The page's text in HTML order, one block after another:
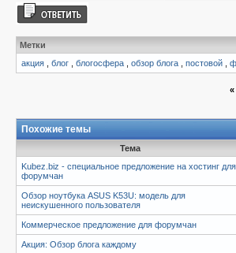
Метки
акция
блог блогосфера обзор блога постовой
«
Похожие темы
Тема
Kubez.biz - специальное предложение на хостинг для
форумчан
Обзор ноутбука ASUS K53U: модель для
неискушенного пользователя
Коммерческое предложение для форумчан
Акция: Обзор блога каждому